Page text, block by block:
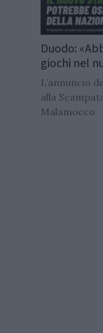
Duodo:
giochi nel
L’annuncio
alla
Malamocco